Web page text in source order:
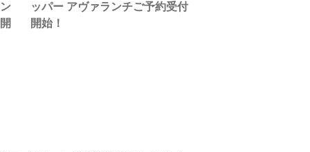
ッパー アヴァランチご予約受付
開始！